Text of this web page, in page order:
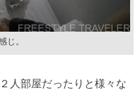
じ。
人部屋だったりと様々な